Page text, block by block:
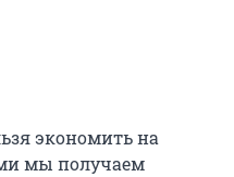
экономить на
мы получаем